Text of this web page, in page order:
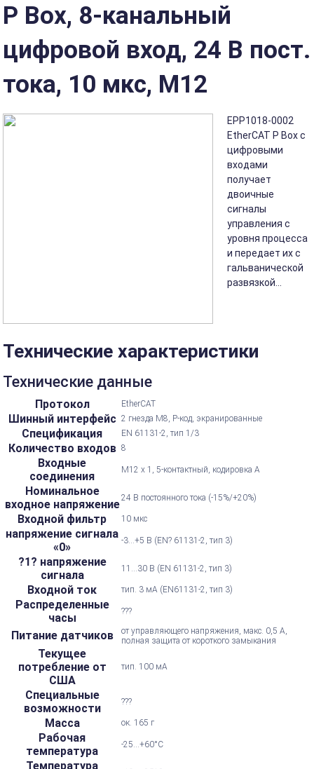
P Box, 8-канальный
цифровой вход, 24 В пост.
тока, 10 мкс, M12
EPP1018-0002
EtherCAT P Box с
цифровыми
входами
получает
двоичные
сигналы
управления с
уровня процесса
и передает их с
гальванической
развязкой...
Технические характеристики
Технические данные
Протокол EtherCAT
Шинный интерфейс 2 гнезда M8, P-код, экранированные
Спецификация EN 61131-2, тип 1/3
Количество входов 8
Входные
соединения
M12 x 1, 5-контактный, кодировка А
Номинальное
входное напряжение24 В постоянного тока (-15%/+20%)
Входной фильтр 10 мкс
напряжение сигнала
«0»
-3...+5 В (EN? 61131-2, тип 3)
?1? напряжение
сигнала
11...30 В (EN 61131-2, тип 3)
Входной ток тип. 3 мА (EN61131-2, тип 3)
Распределенные
часы
???
Питание датчиков
от управляющего напряжения, макс. 0,5 А,
полная защита от короткого замыкания
Текущее
потребление от
США
тип. 100 мА
Специальные
возможности
???
Масса ок. 165 г
Рабочая
температура
-25...+60°С
Температура